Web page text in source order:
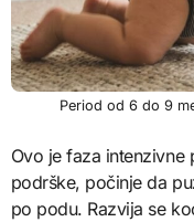
Period od 6 do 9
Ovo je faza intenzivne
podrške, počinje da
po podu. Razvija se